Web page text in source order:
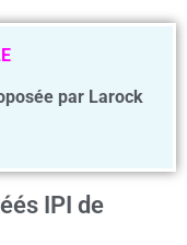
par Larock
IPI de